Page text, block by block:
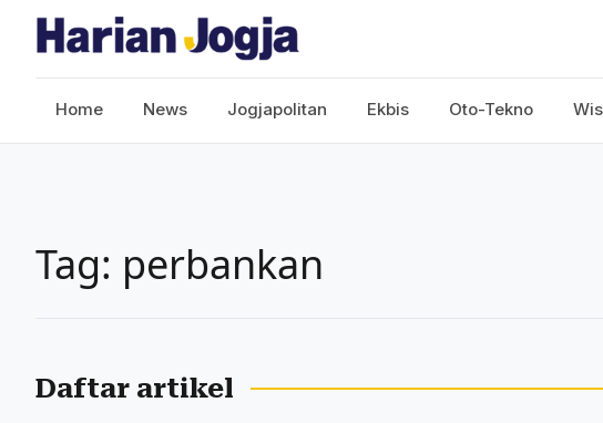
Home News Jogjapolitan Ekbis Oto-Tekno
Tag: perbankan
Daftar artikel